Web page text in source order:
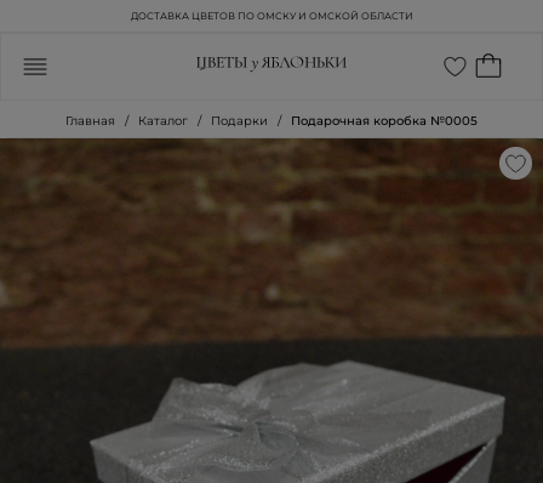
ДОСТАВКА ЦВЕТОВ ПО ОМСКУ И ОМСКОЙ ОБЛАСТИ
Главная Каталог Подарки Подарочная коробка №0005